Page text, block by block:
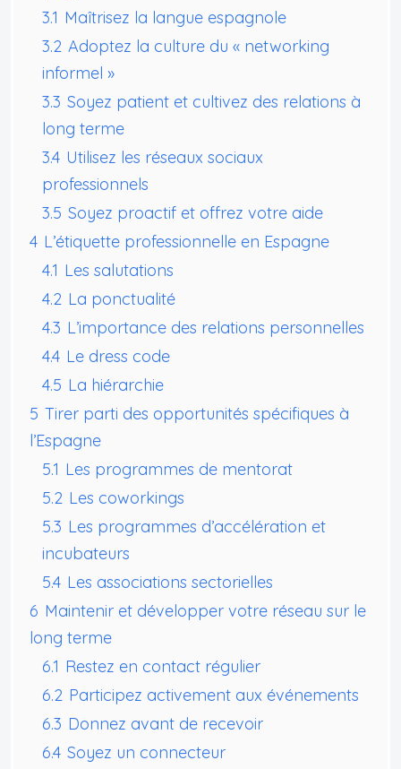
3.1 Maîtrisez la langue espagnole
3.2 Adoptez la culture du « networking
informel »
3.3 Soyez patient et cultivez des relations à
long terme
3.4 Utilisez les réseaux sociaux
professionnels
3.5 Soyez proactif et offrez votre aide
4 L’étiquette professionnelle en Espagne
4.1 Les salutations
4.2 La ponctualité
4.3 L’importance des relations personnelles
4.4 Le dress code
4.5 La hiérarchie
5 Tirer parti des opportunités spécifiques à
l’Espagne
5.1 Les programmes de mentorat
5.2 Les coworkings
5.3 Les programmes d’accélération et
incubateurs
5.4 Les associations sectorielles
6 Maintenir et développer votre réseau sur le
long terme
6.1 Restez en contact régulier
6.2 Participez activement aux événements
6.3 Donnez avant de recevoir
6.4 Soyez un connecteur